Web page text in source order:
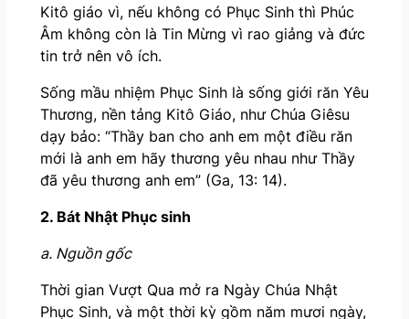
Kitô giáo vì, nếu không có Phục Sinh thì Phúc
Âm không còn là Tin Mừng vì rao giảng và đức
tin trở nên vô ích.
Sống mầu nhiệm Phục Sinh là sống giới răn Yêu
Thương, nền tảng Kitô Giáo, như Chúa Giêsu
dạy bảo: “Thầy ban cho anh em một điều răn
mới là anh em hãy thương yêu nhau như Thầy
đã yêu thương anh em” (Ga, 13: 14).
2. Bát Nhật Phục sinh
a. Nguồn gốc
Thời gian Vượt Qua mở ra Ngày Chúa Nhật
Phục Sinh, và một thời kỳ gồm năm mươi ngày,